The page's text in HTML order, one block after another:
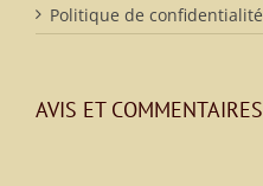
Politique de confidentialité
AVIS ET COMMENTAIRES